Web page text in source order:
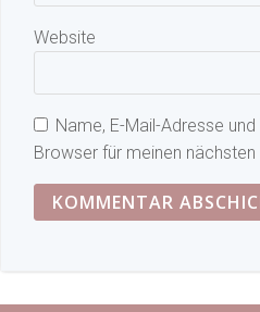
Website
Name, E-Mail-Adresse
Browser für meinen